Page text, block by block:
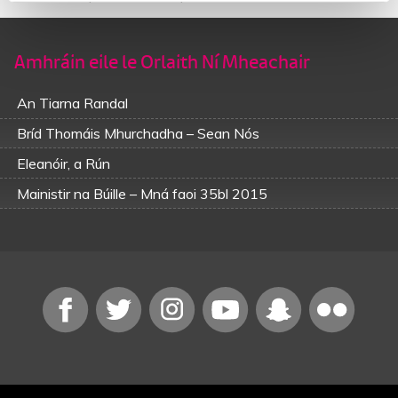
Amhráin eile le Orlaith Ní Mheachair
An Tiarna Randal
Bríd Thomáis Mhurchadha – Sean Nós
Eleanóir, a Rún
Mainistir na Búille – Mná faoi 35bl 2015